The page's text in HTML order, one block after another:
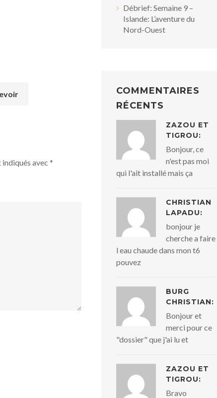
avec *
Débrief: Semaine 9 –
Islande: L’aventure du
Nord-Ouest
COMMENTAIRES
RÉCENTS
ZAZOU ET
TIGROU:
Bonjour, ce
n'est pas moi
qui l'ait installé mais ça
CHRISTIAN
LAPADU:
bonjour je
cherche a faire
l eau chaude dans mon t6
pouvez
BURG
CHRISTIAN:
Bonjour et
merci pour ce
"dossier" que j'ai lu et
ZAZOU ET
TIGROU:
Bravo